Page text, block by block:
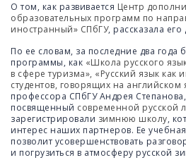
О том, как развивается Центр
образовательных программ по
иностранный» СПбГУ, рассказала
По ее словам, за последние два года
программы, как «Школа русского
в сфере туризма», «Русский язык как
студентов, говорящих на английском
профессора СПбГУ Андрея Степанова,
посвященный современной русской
зарегистрировали зимнюю школу,
интерес наших партнеров. Ее
позволит усовершенствовать
и погрузиться в атмосферу русской